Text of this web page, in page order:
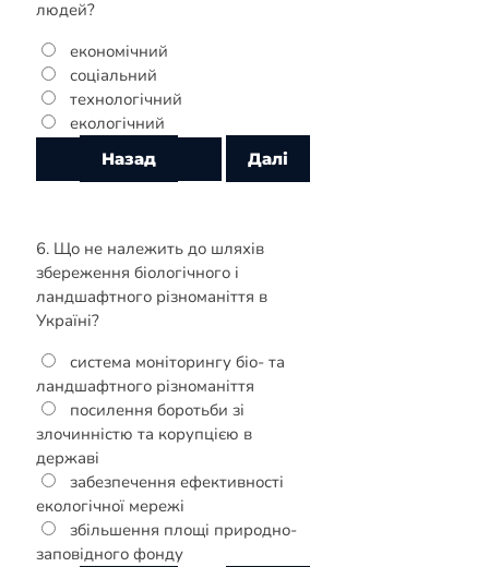
людей?
економічний
соціальний
технологічний
екологічний
6. Що не належить до шляхів
збереження біологічного і
ландшафтного різноманіття в
Україні?
система моніторингу біо- та
ландшафтного різноманіття
посилення боротьби зі
злочинністю та корупцією в
державі
забезпечення ефективності
екологічної мережі
збільшення площі природно-
заповідного фонду